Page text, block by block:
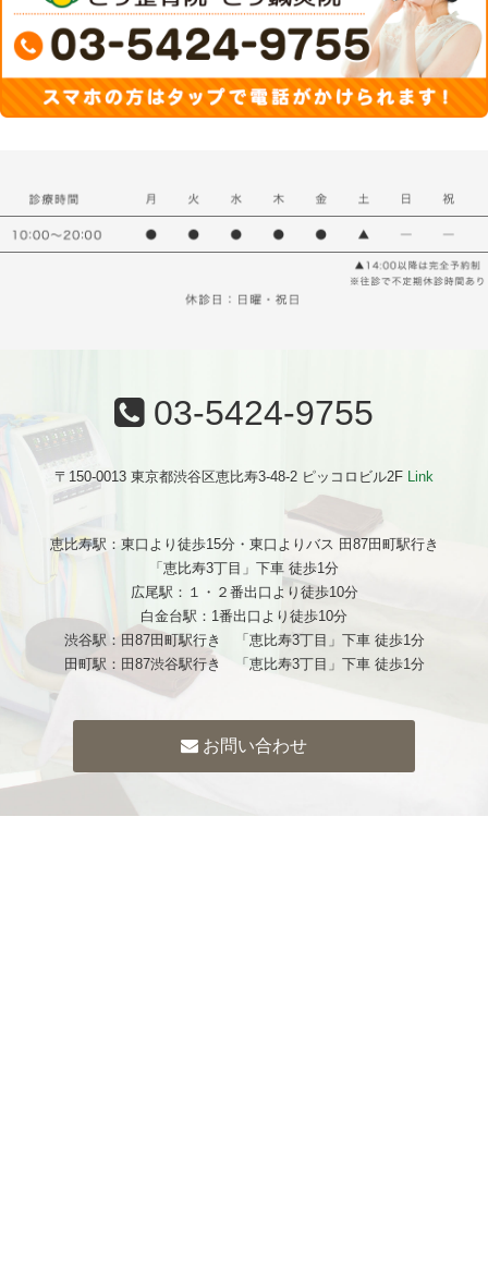
03-5424-9755
〒150-0013 東京都渋谷区恵比寿3-48-2 ピッコロビル2F Link
恵比寿駅：東口より徒歩15分・東口よりバス 田87田町駅行き
「恵比寿3丁目」下車 徒歩1分
広尾駅：１・２番出口より徒歩10分
白金台駅：1番出口より徒歩10分
渋谷駅：田87田町駅行き 「恵比寿3丁目」下車 徒歩1分
田町駅：田87渋谷駅行き 「恵比寿3丁目」下車 徒歩1分
お問い合わせ